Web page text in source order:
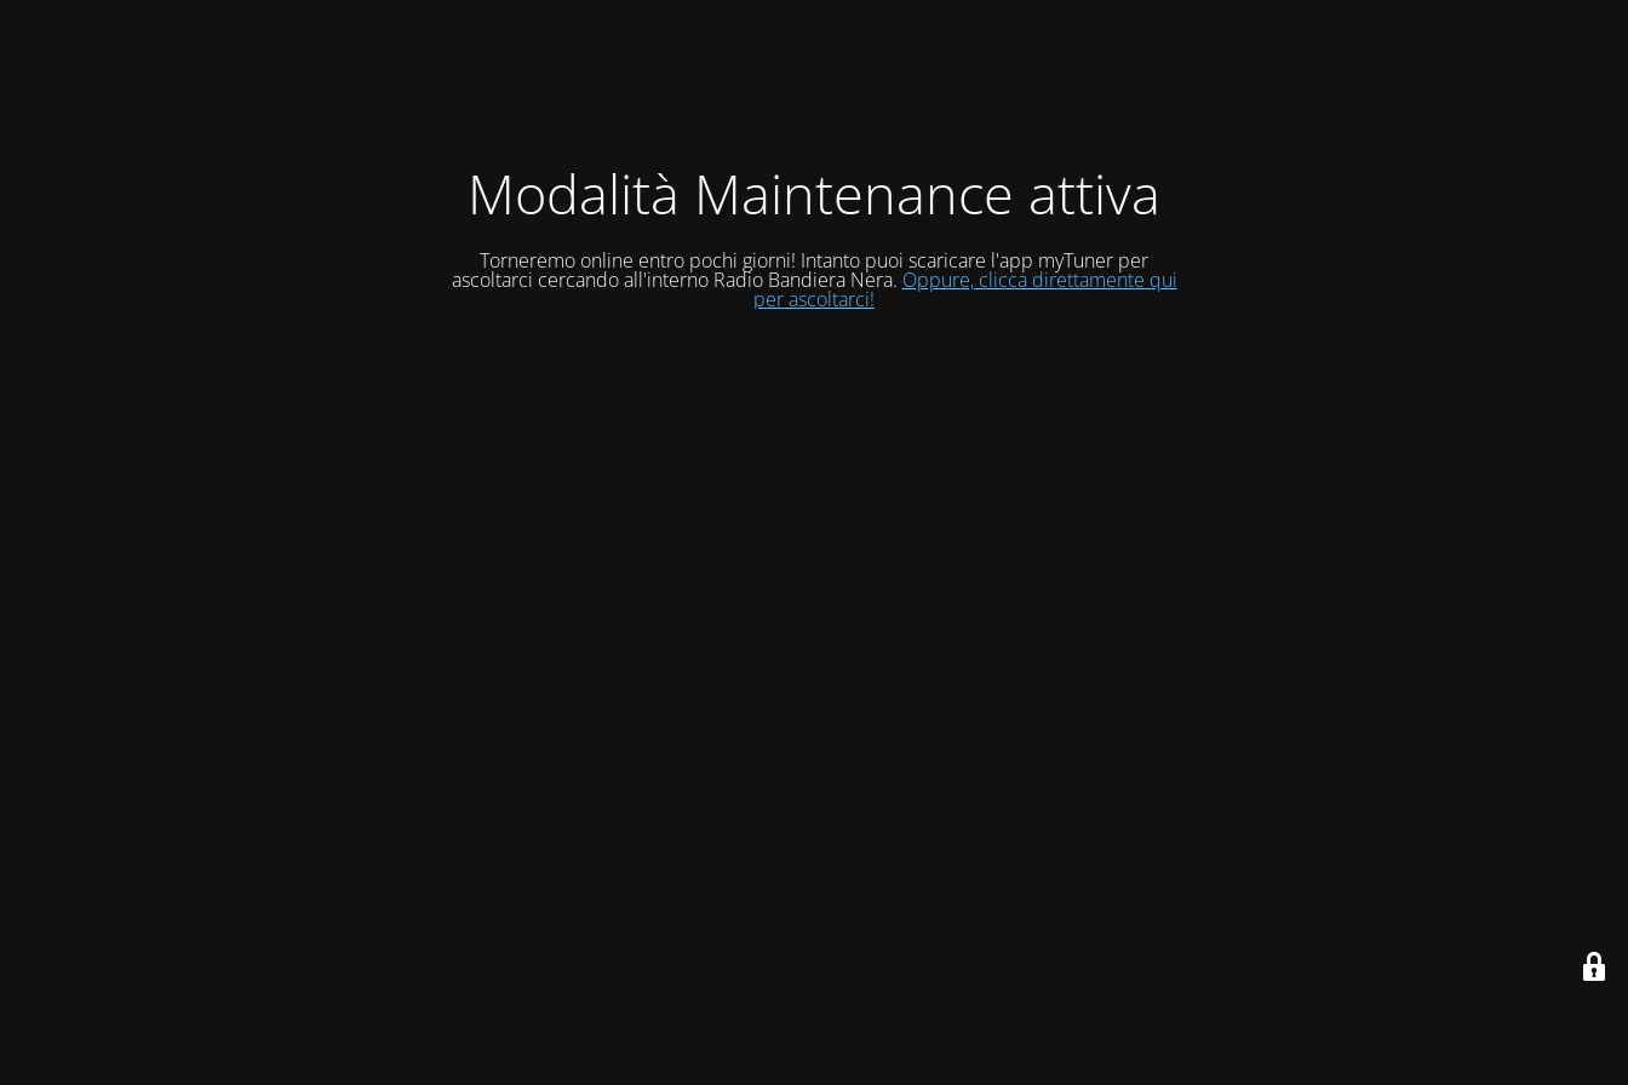
Modalità Maintenance attiva
Torneremo online entro pochi giorni! Intanto puoi scaricare l'app myTuner per
ascoltarci cercando all'interno Radio Bandiera Nera. Oppure, clicca direttamente qui
per ascoltarci!